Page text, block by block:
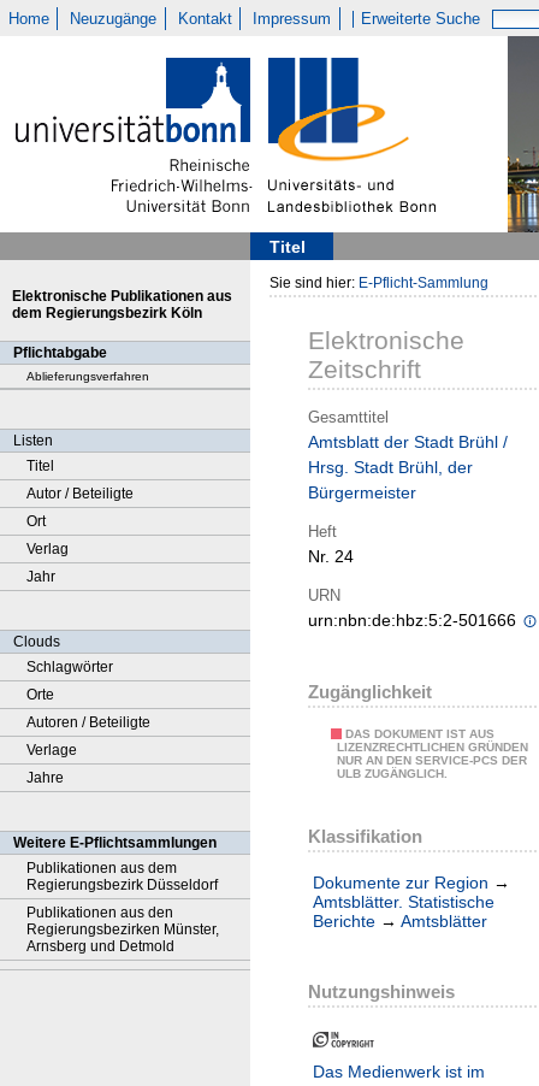
Home Neuzugänge Kontakt Impressum Erweiterte Suche
Titel
Elektronische Publikationen aus
dem Regierungsbezirk Köln
Pflichtabgabe
Ablieferungsverfahren
Listen
Titel
Autor / Beteiligte
Ort
Verlag
Jahr
Clouds
Schlagwörter
Orte
Autoren / Beteiligte
Verlage
Jahre
Weitere E-Pflichtsammlungen
Publikationen aus dem
Regierungsbezirk Düsseldorf
Publikationen aus den
Regierungsbezirken Münster,
Arnsberg und Detmold
Sie sind hier: E-Pflicht-Sammlung
Elektronische
Zeitschrift
Gesamttitel
Amtsblatt der Stadt Brühl /
Hrsg. Stadt Brühl, der
Bürgermeister
Heft
Nr. 24
URN
urn:nbn:de:hbz:5:2-501666
Zugänglichkeit
DAS DOKUMENT IST AUS
LIZENZRECHTLICHEN GRÜNDEN
NUR AN DEN SERVICE-PCS DER
ULB ZUGÄNGLICH.
Klassifikation
Dokumente zur Region →
Amtsblätter. Statistische
Berichte → Amtsblätter
Nutzungshinweis
Das Medienwerk ist im